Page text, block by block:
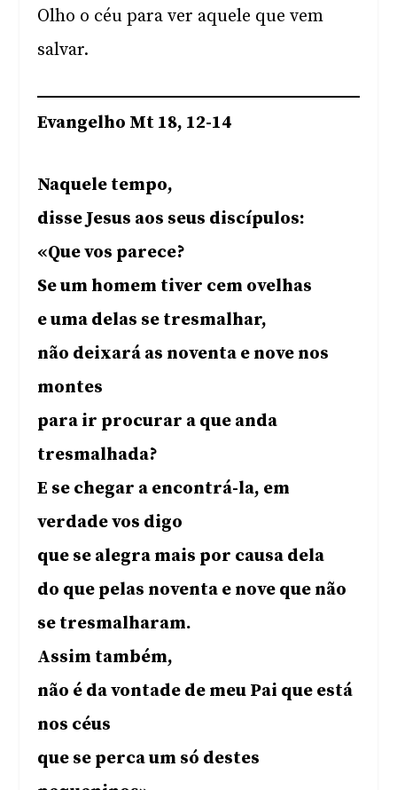
Olho o céu para ver aquele que vem
salvar.
Evangelho Mt 18, 12-14
Naquele tempo,
disse Jesus aos seus discípulos:
«Que vos parece?
Se um homem tiver cem ovelhas
e uma delas se tresmalhar,
não deixará as noventa e nove nos
montes
para ir procurar a que anda
tresmalhada?
E se chegar a encontrá-la, em
verdade vos digo
que se alegra mais por causa dela
do que pelas noventa e nove que não
se tresmalharam.
Assim também,
não é da vontade de meu Pai que está
nos céus
que se perca um só destes